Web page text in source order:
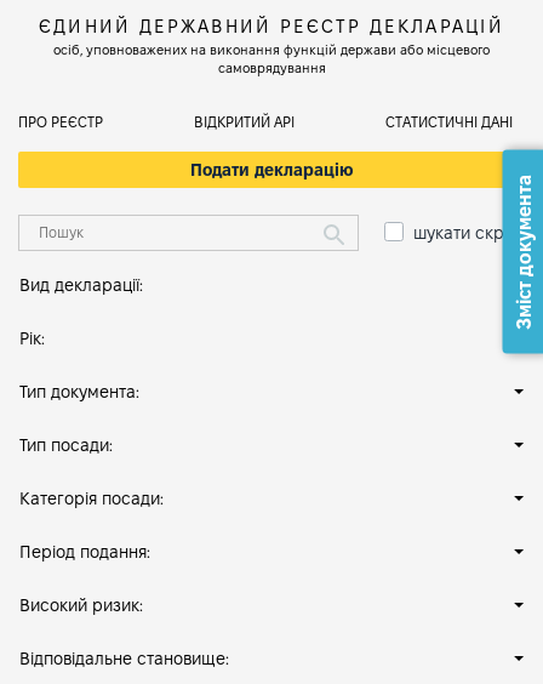
ЄДИНИЙ ДЕРЖАВНИЙ РЕЄСТР ДЕКЛАРАЦІЙ
осіб, уповноважених на виконання функцій держави або місцевого
самоврядування
ПРО РЕЄСТР ВІДКРИТИЙ АРІ СТАТИСТИЧНІ ДАНІ
Подати декларацію
шукати скрізь
Вид декларації:
Рік:
Тип документа:
Тип посади:
Категорія посади:
Період подання:
Високий ризик:
Відповідальне становище:
Зміст документа